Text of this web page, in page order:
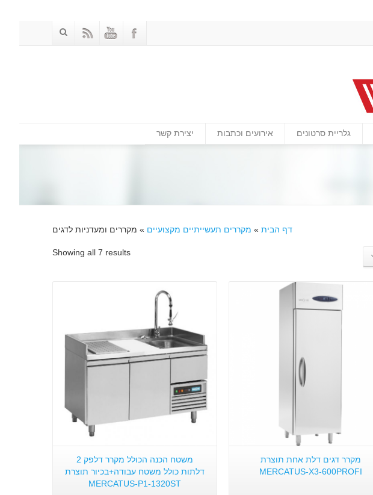
גלריית סרטונים אירועים וכתבות יצירת קשר
דף הבית » מקררים תעשייתיים מקצועיים » מקררים ומעדניות לדגים
Showing all 7 results
משטח הכנה הכולל מקרר דלפק 2
דלתות כולל משטח עבודה+בכיור תוצרת
MERCATUS-P1-1320ST
פרטים:
מקרר דגים דלת אחת תוצרת
MERCATUS-X3-600PROFI